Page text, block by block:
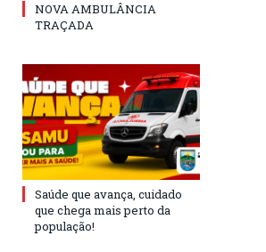
NOVA AMBULÂNCIA
TRAÇADA
Saúde que avança, cuidado
que chega mais perto da
população!